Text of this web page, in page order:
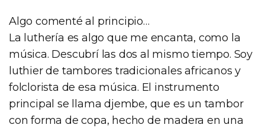
Algo comenté al principio…
La luthería es algo que me encanta, como la
música. Descubrí las dos al mismo tiempo. Soy
luthier de tambores tradicionales africanos y
folclorista de esa música. El instrumento
principal se llama djembe, que es un tambor
con forma de copa, hecho de madera en una